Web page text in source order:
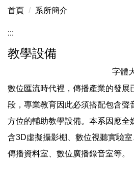
首頁 系所簡介
:::
教學設備
字體
數位匯流時代裡，傳播產業的發展
段，專業教育因此必須搭配包含聲
方位的輔助教學設備。本系因應全
含3D虛擬攝影棚、數位視聽實驗室
傳播資料室、數位廣播錄音室等。